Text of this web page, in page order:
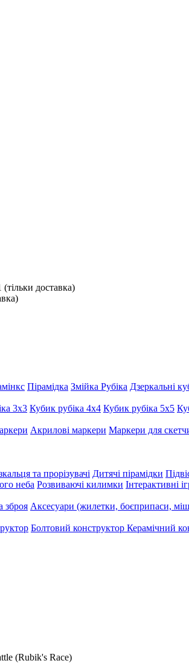
доставка)
Пірамідка Змійка Рубіка Дзеркальні
3х3 Кубик рубіка 4х4 Кубик рубіка 5х5
Акрилові маркери Маркери для
та прорізувачі Дитячі пірамідки
неба Розвиваючі килимки Інтерактивні
зброя Аксесуари (жилетки, боєприпаси,
Болтовий конструктор Керамічний
(Rubik's Race)